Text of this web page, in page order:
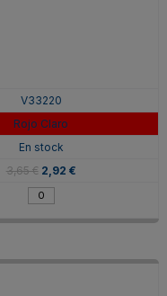
V33220
Rojo Claro
En stock
3,65 € 2,92 €